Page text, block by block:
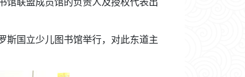
馆联盟成员馆的负责人及授权代表出
斯国立少儿图书馆举行，对此东道主